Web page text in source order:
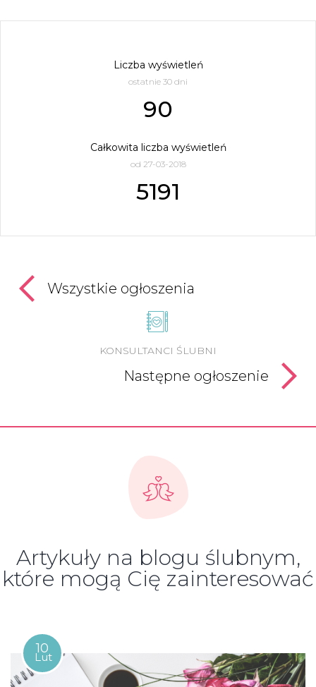
Liczba wyświetleń
ostatnie 30 dni
90
Całkowita liczba wyświetleń
od 27-03-2018
5191
Wszystkie ogłoszenia
KONSULTANCI ŚLUBNI
Następne ogłoszenie
Artykuły na blogu ślubnym,
które mogą Cię zainteresować
10
Lut